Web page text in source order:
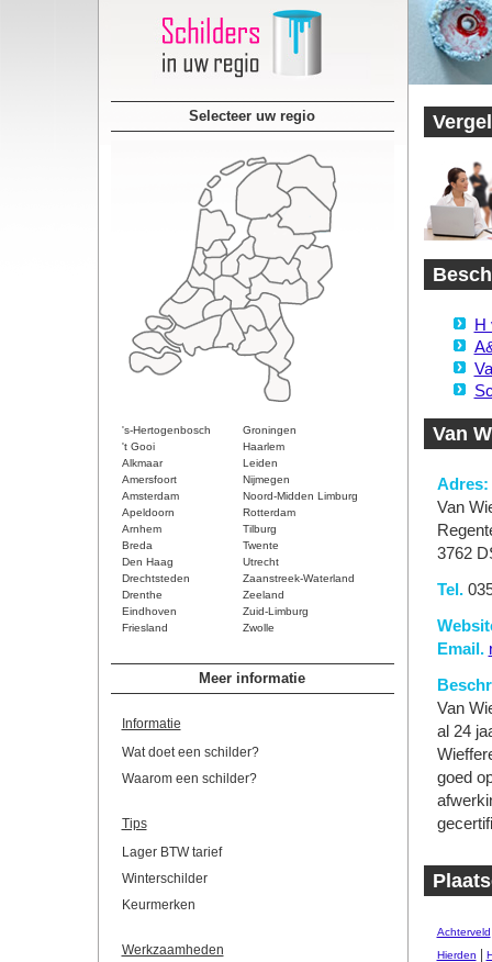
Selecteer uw regio
's-Hertogenbosch
Groningen
't Gooi
Haarlem
Alkmaar
Leiden
Amersfoort
Nijmegen
Amsterdam
Noord-Midden Limburg
Apeldoorn
Rotterdam
Arnhem
Tilburg
Breda
Twente
Den Haag
Utrecht
Drechtsteden
Zaanstreek-Waterland
Drenthe
Zeeland
Eindhoven
Zuid-Limburg
Friesland
Zwolle
Meer informatie
Informatie
Wat doet een schilder?
Waarom een schilder?
Tips
Lager BTW tarief
Winterschilder
Keurmerken
Werkzaamheden
H
Van
Adres:
Van
3762
Tel.
Email.
Van
al 24
goed
Achterveld
Hierden